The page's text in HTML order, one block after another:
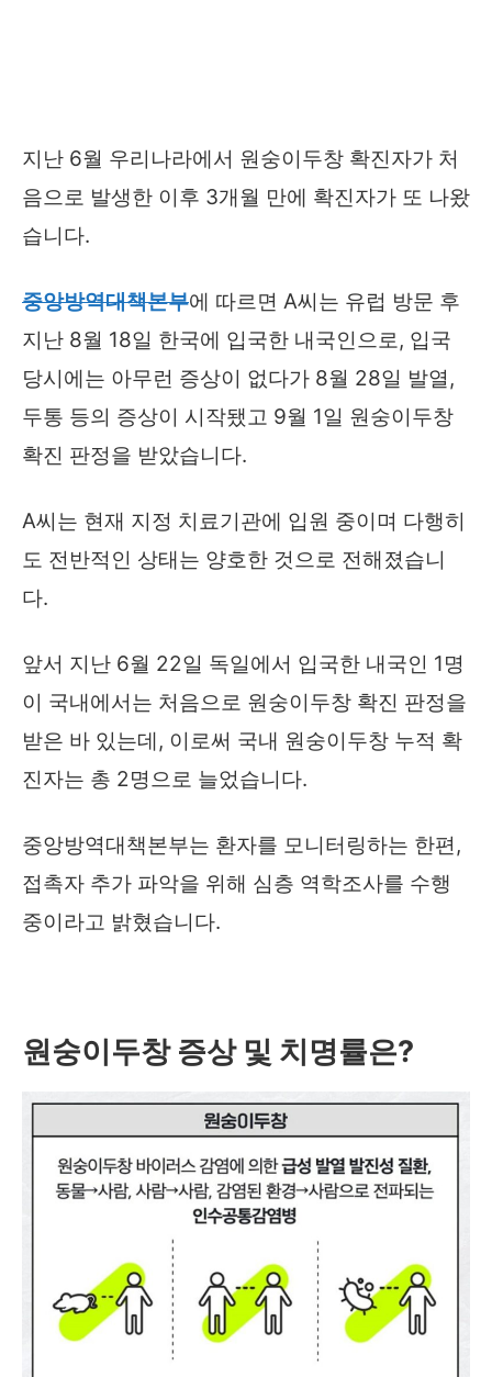
지난 6월 우리나라에서 원숭이두창 확진자가 처
음으로 발생한 이후 3개월 만에 확진자가 또 나왔
습니다.
중앙방역대책본부에 따르면 A씨는 유럽 방문 후
지난 8월 18일 한국에 입국한 내국인으로, 입국
당시에는 아무런 증상이 없다가 8월 28일 발열,
두통 등의 증상이 시작됐고 9월 1일 원숭이두창
확진 판정을 받았습니다.
A씨는 현재 지정 치료기관에 입원 중이며 다행히
도 전반적인 상태는 양호한 것으로 전해졌습니
다.
앞서 지난 6월 22일 독일에서 입국한 내국인 1명
이 국내에서는 처음으로 원숭이두창 확진 판정을
받은 바 있는데, 이로써 국내 원숭이두창 누적 확
진자는 총 2명으로 늘었습니다.
중앙방역대책본부는 환자를 모니터링하는 한편,
접촉자 추가 파악을 위해 심층 역학조사를 수행
중이라고 밝혔습니다.
원숭이두창 증상 및 치명률은?